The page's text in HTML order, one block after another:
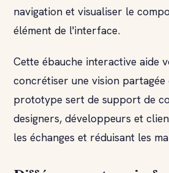
navigation et visualiser le
élément de l'interface.
Cette ébauche interactive aide
concrétiser une vision partagée
prototype sert de support de
designers, développeurs et
les échanges et réduisant les